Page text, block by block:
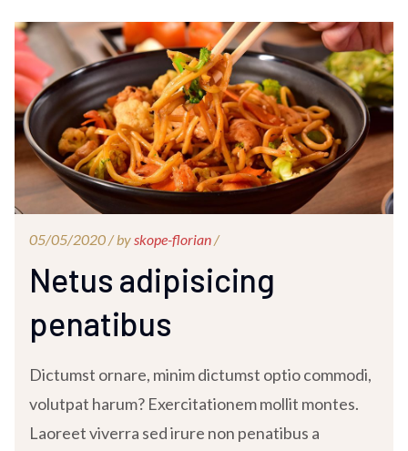
05/05/2020 /byskope-florian/
Netus adipisicing
penatibus
Dictumst ornare, minim dictumst optio commodi,
volutpat harum? Exercitationem mollit montes.
Laoreet viverra sed irure non penatibus a